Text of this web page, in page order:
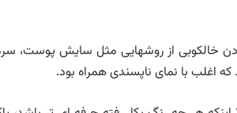
خالکوبی از روشهایی مثل سایش پوست،
اغلب با نمای ناپسندی همراه بود.